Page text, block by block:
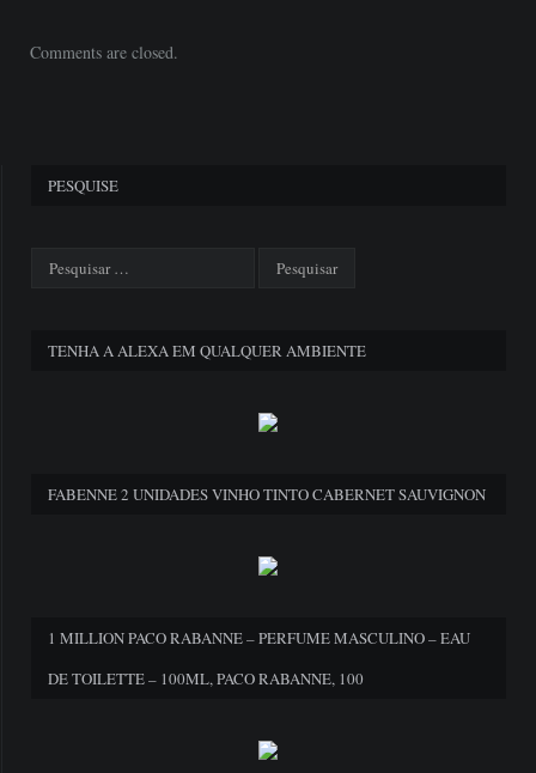
Comments are closed.
PESQUISE
TENHA A ALEXA EM QUALQUER AMBIENTE
FABENNE 2 UNIDADES VINHO TINTO CABERNET SAUVIGNON
1 MILLION PACO RABANNE – PERFUME MASCULINO – EAU
DE TOILETTE – 100ML, PACO RABANNE, 100